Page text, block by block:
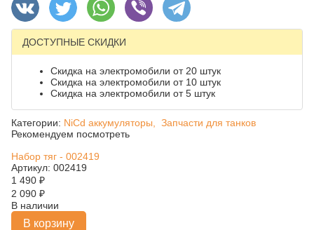
ДОСТУПНЫЕ СКИДКИ
Скидка на электромобили от 20 штук
Скидка на электромобили от 10 штук
Скидка на электромобили от 5 штук
Категории: NiCd аккумуляторы,
Запчасти для танков
Рекомендуем посмотреть
Набор тяг - 002419
Артикул: 002419
1 490 ₽
2 090 ₽
В наличии
В корзину